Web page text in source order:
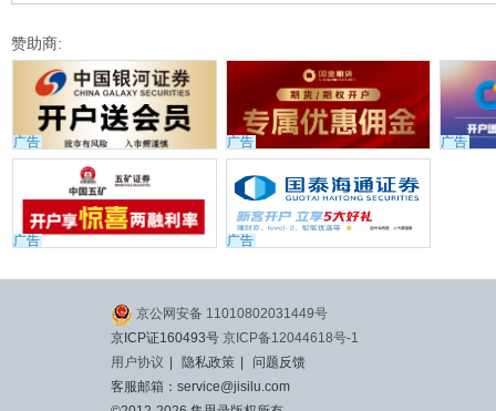
赞助商:
广告 广告 广告
广告 广告
京公网安备 11010802031449号
京ICP证160493号 京ICP备12044618号-1
用户协议
隐私政策
问题反馈
客服邮箱：service@jisilu.com